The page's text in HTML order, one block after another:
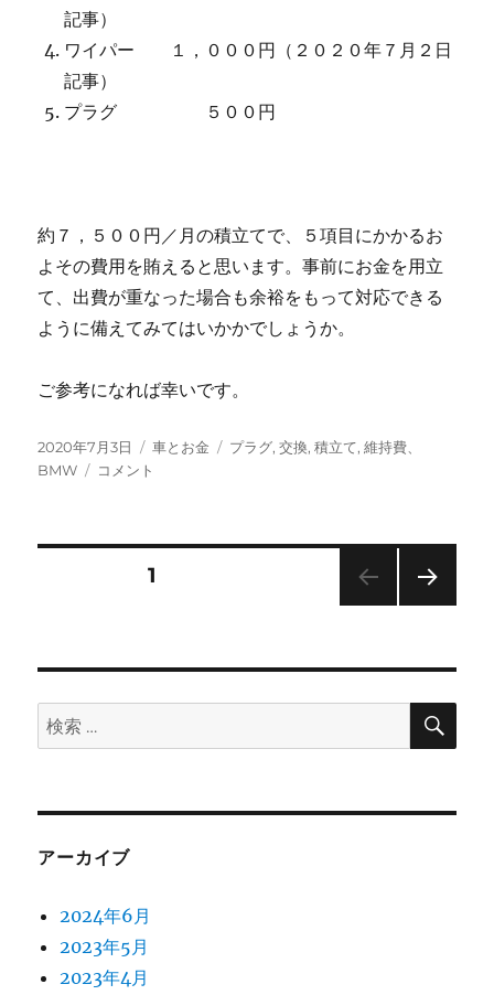
記事）
ワイパー １，０００円（２０２０年７月２日
記事）
プラグ ５００円
約７，５００円／月の積立てで、５項目にかかるお
よその費用を賄えると思います。事前にお金を用立
て、出費が重なった場合も余裕をもって対応できる
ように備えてみてはいかかでしょうか。
ご参考になれば幸いです。
投
稿
2020年7月3日
カ
車とお金
タ
プラグ,交換,積立て,維持費、
BMW
維
（プ
ラ
に
コメント
の
ペ
ジ
り
固定ページ1
検
索:
検
アーカイブ
2024年6月
2023年5月
2023年4月